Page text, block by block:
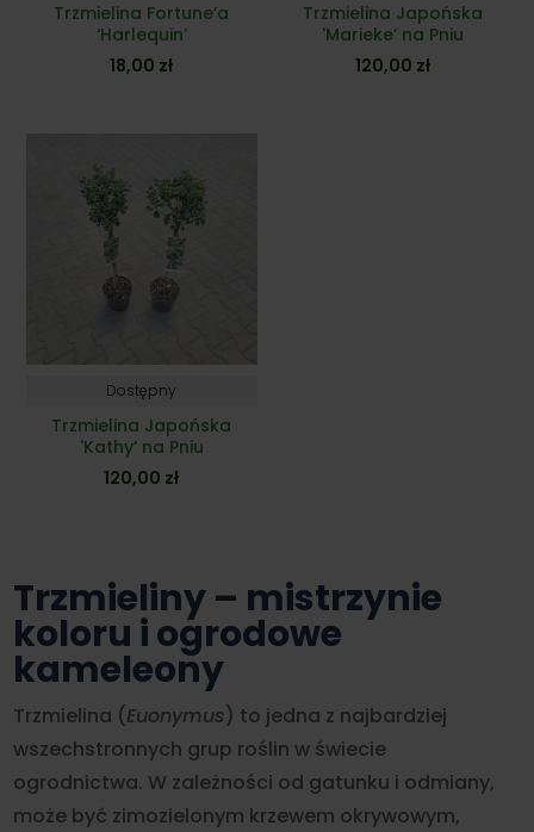
Trzmielina Fortune’a
‘Harlequin’
18,00 zł
Trzmielina Japońska
'Marieke’ na Pniu
120,00 zł
Dostępny
Trzmielina Japońska
'Kathy’ na Pniu
120,00 zł
Trzmieliny – mistrzynie
koloru i ogrodowe
kameleony
Trzmielina (Euonymus) to jedna z najbardziej
wszechstronnych grup roślin w świecie
ogrodnictwa. W zależności od gatunku i odmiany,
może być zimozielonym krzewem okrywowym,